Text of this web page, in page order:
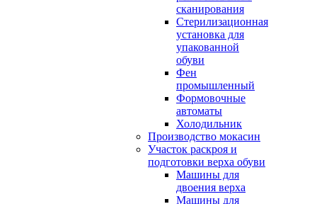
сканирования
Стерилизационная
установка для
упакованной
обуви
Фен
промышленный
Формовочные
автоматы
Холодильник
Производство мокасин
Участок раскроя и
подготовки верха обуви
Машины для
двоения верха
Машины для